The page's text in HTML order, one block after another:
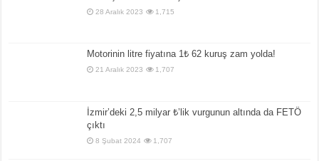
28 Aralık 2023 1,715
Motorinin litre fiyatına 1₺ 62 kuruş zam yolda!
21 Aralık 2023 1,707
İzmir’deki 2,5 milyar ₺’lik vurgunun altında da FETÖ
çıktı
8 Şubat 2024 1,707